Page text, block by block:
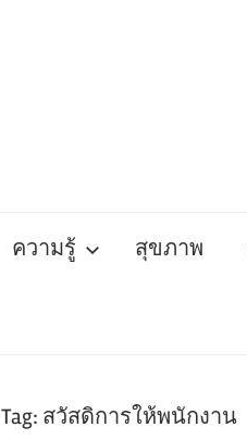
ความรู้ สุขภาพ
Tag: สวัสดิการให้พนักงาน